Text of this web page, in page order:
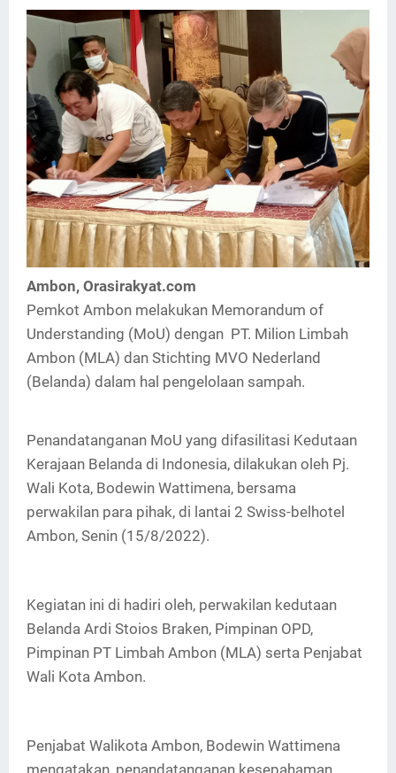
Ambon, Orasirakyat.com
Pemkot Ambon melakukan Memorandum of
Understanding (MoU) dengan PT. Milion Limbah
Ambon (MLA) dan Stichting MVO Nederland
(Belanda) dalam hal pengelolaan sampah.
Penandatanganan MoU yang difasilitasi Kedutaan
Kerajaan Belanda di Indonesia, dilakukan oleh Pj.
Wali Kota, Bodewin Wattimena, bersama
perwakilan para pihak, di lantai 2 Swiss-belhotel
Ambon, Senin (15/8/2022).
Kegiatan ini di hadiri oleh, perwakilan kedutaan
Belanda Ardi Stoios Braken, Pimpinan OPD,
Pimpinan PT Limbah Ambon (MLA) serta Penjabat
Wali Kota Ambon.
Penjabat Walikota Ambon, Bodewin Wattimena
mengatakan, penandatanganan kesepahaman